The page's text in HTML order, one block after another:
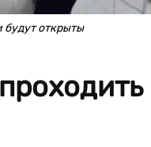
будут открыты